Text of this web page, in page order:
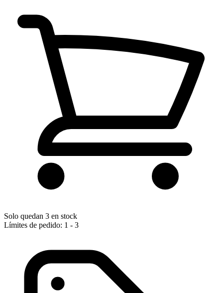
Solo quedan 3 en stock
Límites de pedido: 1 - 3